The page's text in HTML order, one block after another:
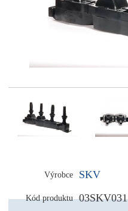
Výrobce SKV
Kód produktu 03SKV031